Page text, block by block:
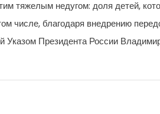
тяжелым недугом: доля детей,
числе, благодаря внедрению
Указом Президента России